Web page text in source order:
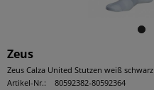
Zeus
Zeus Calza United Stutzen weiß schwarz
Artikel-Nr.:
80592382-80592364